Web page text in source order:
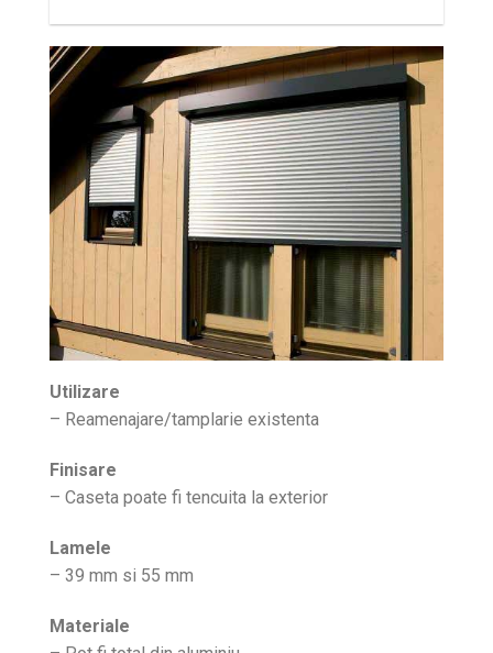
Utilizare
– Reamenajare/tamplarie existenta
Finisare
– Caseta poate fi tencuita la exterior
Lamele
– 39 mm si 55 mm
Materiale